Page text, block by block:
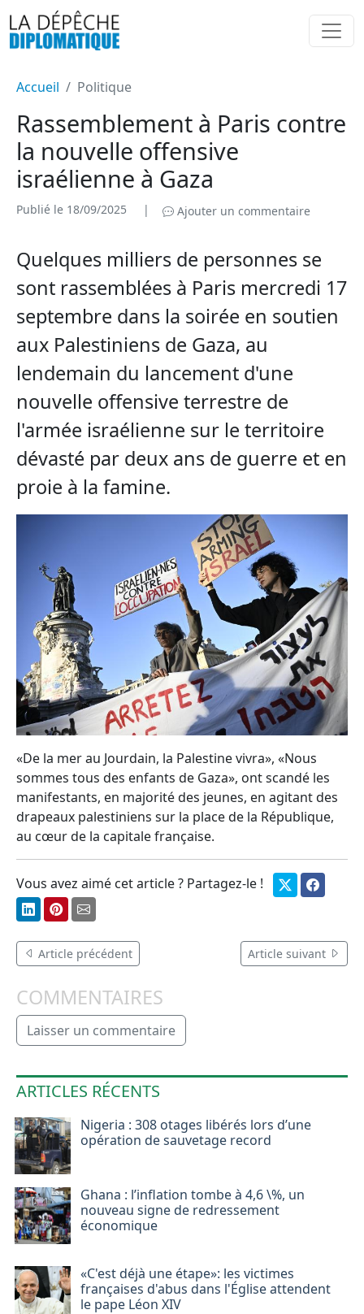
Accueil Politique
Rassemblement à Paris contre
la nouvelle offensive
israélienne à Gaza
Publié le 18/09/2025 | Ajouter un commentaire
Quelques milliers de personnes se
sont rassemblées à Paris mercredi 17
septembre dans la soirée en soutien
aux Palestiniens de Gaza, au
lendemain du lancement d'une
nouvelle offensive terrestre de
l'armée israélienne sur le territoire
dévasté par deux ans de guerre et en
proie à la famine.
«De la mer au Jourdain, la Palestine vivra», «Nous
sommes tous des enfants de Gaza», ont scandé les
manifestants, en majorité des jeunes, en agitant des
drapeaux palestiniens sur la place de la République,
au cœur de la capitale française.
Vous avez aimé cet article ? Partagez-le !
Article précédent Article suivant
COMMENTAIRES
Laisser un commentaire
ARTICLES RÉCENTS
Nigeria : 308 otages libérés lors d’une
opération de sauvetage record
Ghana : l’inflation tombe à 4,6 \%, un
nouveau signe de redressement
économique
«C'est déjà une étape»: les victimes
françaises d'abus dans l'Église attendent
le pape Léon XIV